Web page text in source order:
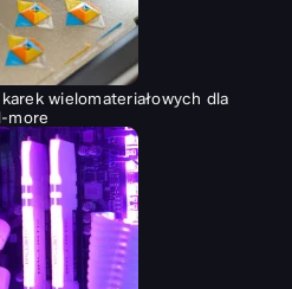
wielomateriałowych dla
more